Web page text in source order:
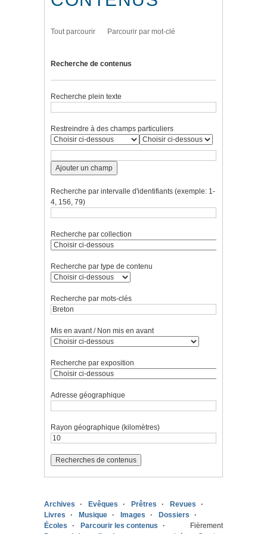
Tout parcourir Parcourir par mot-clé
Recherche de contenus
Recherche plein texte
Restreindre à des champs particuliers
Ajouter un champ
Recherche par intervalle d'identifiants (exemple: 1-
4, 156, 79)
Recherche par collection
Recherche par type de contenu
Recherche par mots-clés
Mis en avant / Non mis en avant
Recherche par exposition
Adresse géographique
Rayon géographique (kilomètres)
Archives Evêques Prêtres
Revues
Livres
Musique Images
Dossiers
Écoles
Parcourir les contenus
Fièrement